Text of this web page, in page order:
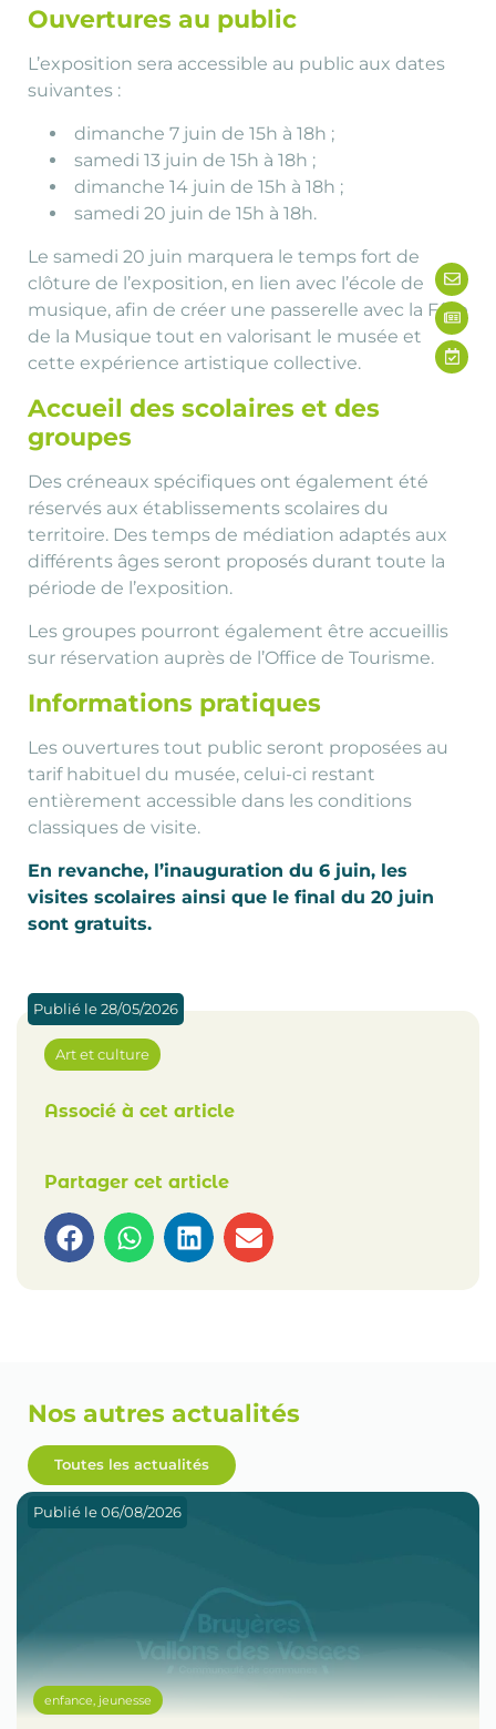
Ouvertures au public
L’exposition sera accessible au public aux dates
suivantes :
dimanche 7 juin de 15h à 18h ;
samedi 13 juin de 15h à 18h ;
dimanche 14 juin de 15h à 18h ;
samedi 20 juin de 15h à 18h.
Le samedi 20 juin marquera le temps fort de
clôture de l’exposition, en lien avec l’école de
musique, afin de créer une passerelle avec la Fête
de la Musique tout en valorisant le musée et
cette expérience artistique collective.
Accueil des scolaires et des
groupes
Des créneaux spécifiques ont également été
réservés aux établissements scolaires du
territoire. Des temps de médiation adaptés aux
différents âges seront proposés durant toute la
période de l’exposition.
Les groupes pourront également être accueillis
sur réservation auprès de l’Office de Tourisme.
Informations pratiques
Les ouvertures tout public seront proposées au
tarif habituel du musée, celui-ci restant
entièrement accessible dans les conditions
classiques de visite.
En revanche, l’inauguration du 6 juin, les
visites scolaires ainsi que le final du 20 juin
sont gratuits.
Publié le 28/05/2026
Art et culture
Associé à cet article
Partager cet article
Nos autres actualités
Toutes les actualités
Publié le 06/08/2026
enfance, jeunesse